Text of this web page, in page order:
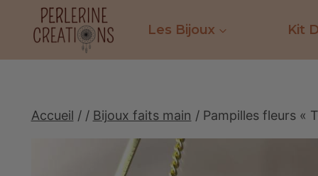
Les Bijoux Kit
Accueil / / Bijoux faits main / Pampilles fleurs «